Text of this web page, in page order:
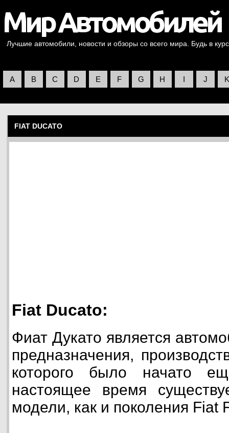
Лучшие автомобили, новости и обзоры со всего мира. Будь в
A B C D E F G H I J K
FIAT DUCATO
Fiat Ducato:
Фиат Дукато является
предназначения,
которого было начато
настоящее время
модели, как и поколения Fiat